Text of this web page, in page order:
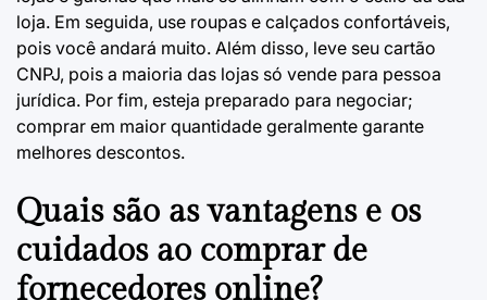
loja. Em seguida, use roupas e calçados confortáveis,
pois você andará muito. Além disso, leve seu cartão
CNPJ, pois a maioria das lojas só vende para pessoa
jurídica. Por fim, esteja preparado para negociar;
comprar em maior quantidade geralmente garante
melhores descontos.
Quais são as vantagens e os
cuidados ao comprar de
fornecedores online?